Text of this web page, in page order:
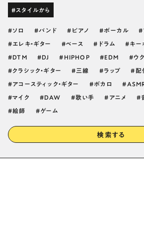
#スタイルから
ソロ バンド ピアノ ボーカル
エレキ・ギター ベース ドラム キー
DTM DJ HIPHOP EDM ウ
クラシック・ギター 三線 ラップ 配
アコースティック・ギター ボカロ
マイク DAW 歌い手 アニメ
絵師 ゲーム
検索する